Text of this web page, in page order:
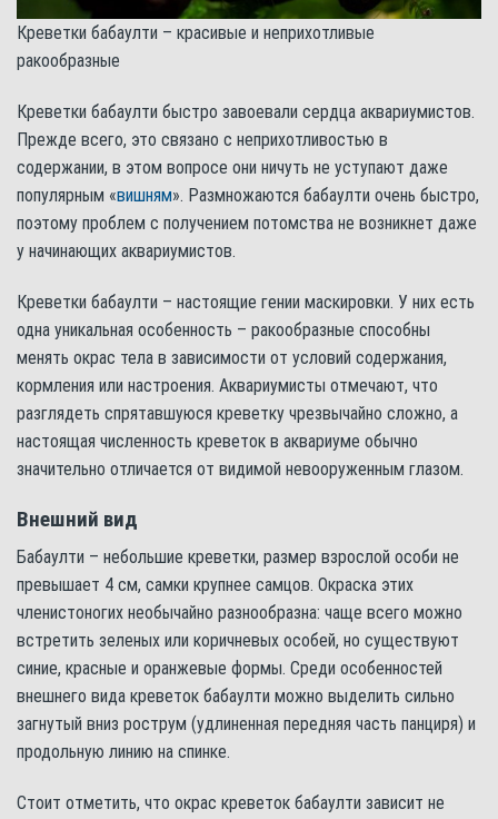
Креветки бабаулти – красивые и неприхотливые
ракообразные
Креветки бабаулти быстро завоевали сердца аквариумистов.
Прежде всего, это связано с неприхотливостью в
содержании, в этом вопросе они ничуть не уступают даже
популярным «вишням». Размножаются бабаулти очень быстро,
поэтому проблем с получением потомства не возникнет даже
у начинающих аквариумистов.
Креветки бабаулти – настоящие гении маскировки. У них есть
одна уникальная особенность – ракообразные способны
менять окрас тела в зависимости от условий содержания,
кормления или настроения. Аквариумисты отмечают, что
разглядеть спрятавшуюся креветку чрезвычайно сложно, а
настоящая численность креветок в аквариуме обычно
значительно отличается от видимой невооруженным глазом.
Внешний вид
Бабаулти – небольшие креветки, размер взрослой особи не
превышает 4 см, самки крупнее самцов. Окраска этих
членистоногих необычайно разнообразна: чаще всего можно
встретить зеленых или коричневых особей, но существуют
синие, красные и оранжевые формы. Среди особенностей
внешнего вида креветок бабаулти можно выделить сильно
загнутый вниз рострум (удлиненная передняя часть панциря) и
продольную линию на спинке.
Стоит отметить, что окрас креветок бабаулти зависит не